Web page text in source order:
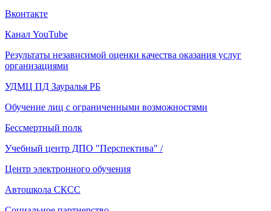
Вконтакте
Канал YouTube
Результаты независимой оценки качества оказания услуг
организациями
УДМЦ ПД Зауралья РБ
Обучение лиц с ограниченными возможностями
Бессмертный полк
Учебный центр ДПО "Перспектива" /
Центр электронного обучения
Автошкола СКСС